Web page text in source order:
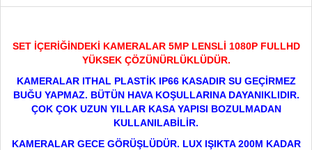
SET İÇERİĞİNDEKİ KAMERALAR 5MP LENSLİ 1080P FULLHD
YÜKSEK ÇÖZÜNÜRLÜKLÜDÜR.
KAMERALAR ITHAL PLASTİK IP66 KASADIR SU GEÇİRMEZ
BUĞU YAPMAZ. BÜTÜN HAVA KOŞULLARINA DAYANIKLIDIR.
ÇOK ÇOK UZUN YILLAR KASA YAPISI BOZULMADAN
KULLANILABİLİR.
KAMERALAR GECE GÖRÜŞLÜDÜR. LUX IŞIKTA 200M KADAR